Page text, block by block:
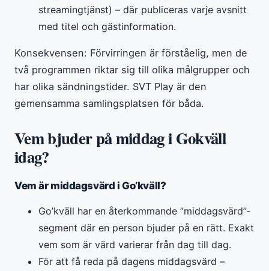
streamingtjänst) – där publiceras varje avsnitt
med titel och gästinformation.
Konsekvensen: Förvirringen är förståelig, men de
två programmen riktar sig till olika målgrupper och
har olika sändningstider. SVT Play är den
gemensamma samlingsplatsen för båda.
Vem bjuder på middag i Gokväll
idag?
Vem är middagsvärd i Go’kväll?
Go’kväll har en återkommande ”middagsvärd”-
segment där en person bjuder på en rätt. Exakt
vem som är värd varierar från dag till dag.
För att få reda på dagens middagsvärd –